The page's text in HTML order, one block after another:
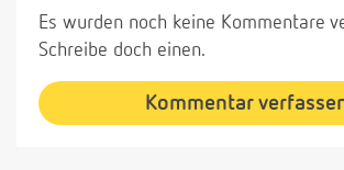
Es wurden noch keine Kommentare
Schreibe doch einen.
Kommentar